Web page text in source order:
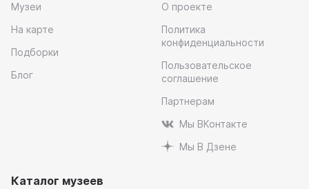
Музеи
На карте
Подборки
Блог
О проекте
Политика
конфиденциальности
Пользовательское
соглашение
Партнерам
Мы ВКонтакте
Мы В Дзене
Каталог музеев